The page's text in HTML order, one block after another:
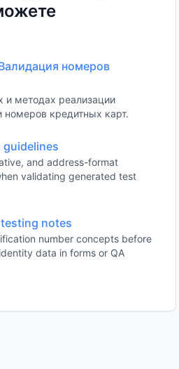
номеров
и методах реализации
номеров кредитных карт.
guidelines
and address-format
validating generated test
notes
number concepts before
data in forms or QA